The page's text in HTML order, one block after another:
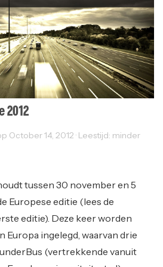
2012
October 14, 2012 · Leestijd: minder
tussen 30 november en 5
Europese editie (lees de
editie). Deze keer worden
Europa ingelegd, waarvan drie
(vertrekkende vanuit